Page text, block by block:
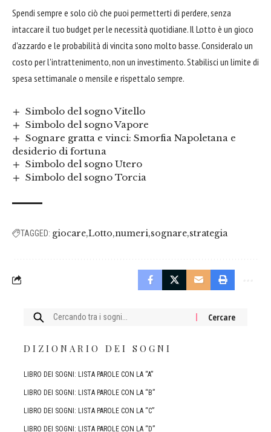
Spendi sempre e solo ciò che puoi permetterti di perdere, senza
intaccare il tuo budget per le necessità quotidiane. Il Lotto è un gioco
d'azzardo e le probabilità di vincita sono molto basse. Consideralo un
costo per l'intrattenimento, non un investimento. Stabilisci un limite di
spesa settimanale o mensile e rispettalo sempre.
Simbolo del sogno Vitello
Simbolo del sogno Vapore
Sognare gratta e vinci: Smorfia Napoletana e
desiderio di fortuna
Simbolo del sogno Utero
Simbolo del sogno Torcia
TAGGED: giocare Lotto numeri sognare strategia
Cercare:
DIZIONARIO DEI SOGNI
LIBRO DEI SOGNI: LISTA PAROLE CON LA “A”
LIBRO DEI SOGNI: LISTA PAROLE CON LA “B”
LIBRO DEI SOGNI: LISTA PAROLE CON LA “C”
LIBRO DEI SOGNI: LISTA PAROLE CON LA “D”